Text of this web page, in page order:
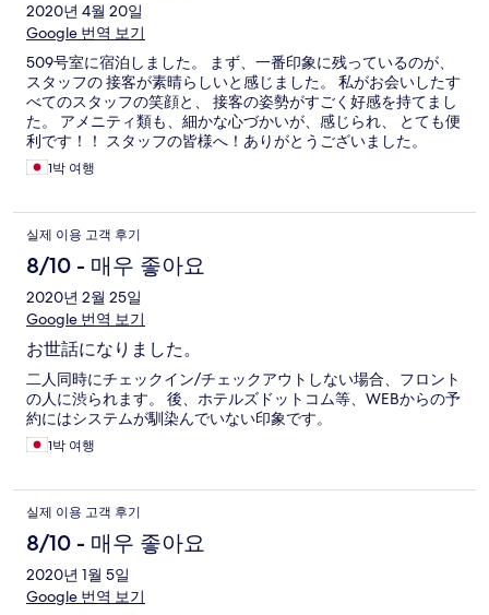
2020년 4월 20일
Google 번역 보기
509号室に宿泊しました。 まず、一番印象に残っているのが、
スタッフの 接客が素晴らしいと感じました。 私がお会いしたす
べてのスタッフの笑顔と、 接客の姿勢がすごく好感を持てまし
た。 アメニティ類も、細かな心づかいが、感じられ、 とても便
利です！！ スタッフの皆様へ！ありがとうございました。
1박 여행
실제 이용 고객 후기
8/10 - 매우 좋아요
2020년 2월 25일
Google 번역 보기
お世話になりました。
二人同時にチェックイン/チェックアウトしない場合、フロント
の人に渋られます。 後、ホテルズドットコム等、WEBからの予
約にはシステムが馴染んでいない印象です。
1박 여행
실제 이용 고객 후기
8/10 - 매우 좋아요
2020년 1월 5일
Google 번역 보기